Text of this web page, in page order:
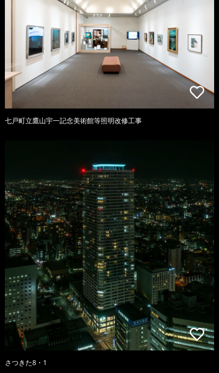
七戸町立鷹山宇一記念美術館等照明改修工事
さつきた8・1